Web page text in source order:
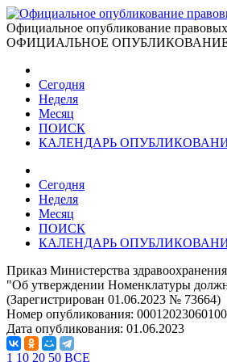
Официальное опубликование
ОФИЦИАЛЬНОЕ
Сегодня
Неделя
Месяц
ПОИСК
КАЛЕНДАРЬ
Сегодня
Неделя
Месяц
ПОИСК
КАЛЕНДАРЬ
Приказ Министерства
"Об утверждении Номенклатуры
(Зарегистрирован 01.06.2023 № 73664)
Номер опубликования:
Дата опубликования: 01.06.2023
1 10 20 50 ВСЕ